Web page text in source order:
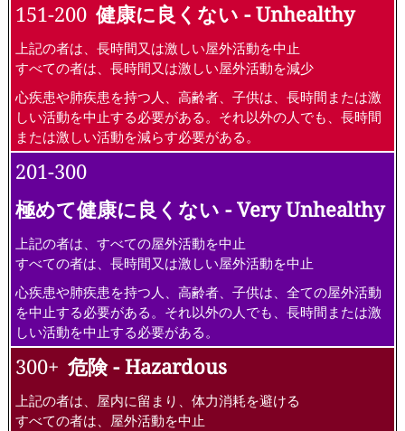
151-200 健康に良くない - Unhealthy
上記の者は、長時間又は激しい屋外活動を中止
すべての者は、長時間又は激しい屋外活動を減少
心疾患や肺疾患を持つ人、高齢者、子供は、長時間または激
しい活動を中止する必要がある。それ以外の人でも、長時間
または激しい活動を減らす必要がある。
201-300
極めて健康に良くない - Very Unhealthy
上記の者は、すべての屋外活動を中止
すべての者は、長時間又は激しい屋外活動を中止
心疾患や肺疾患を持つ人、高齢者、子供は、全ての屋外活動
を中止する必要がある。それ以外の人でも、長時間または激
しい活動を中止する必要がある。
300+ 危険 - Hazardous
上記の者は、屋内に留まり、体力消耗を避ける
すべての者は、屋外活動を中止